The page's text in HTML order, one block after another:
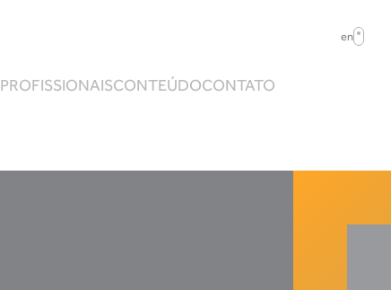
en
PROFISSIONAISCONTEÚDOCONTATO